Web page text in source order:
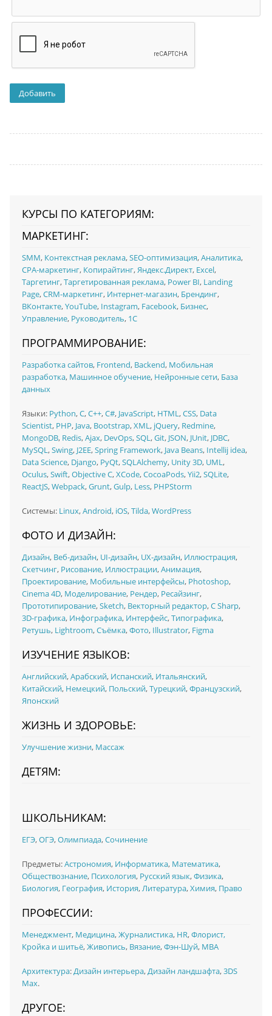
КУРСЫ ПО КАТЕГОРИЯМ:
МАРКЕТИНГ:
SMM, Контекстная реклама,SEO-оптимизация,Аналитика,
CPA-маркетинг, Копирайтинг,Яндекс.Директ, Excel,
Таргетинг,Таргетированная реклама, Power BI, Landing
Page,CRM-маркетинг, Интернет-магазин, Брендинг,
ВКонтакте,YouTube, Instagram, Facebook, Бизнес,
Управление, Руководитель, 1C
ПРОГРАММИРОВАНИЕ:
Разработка сайтов, Frontend, Backend, Мобильная
разработка, Машинное обучение, Нейронные сети, База
данных
Языки: Python,C,C++,C#, JavaScript, HTML,CSS, Data
Scientist, PHP, Java, Bootstrap,XML, jQuery, Redmine,
MongoDB, Redis,Ajax, DevOps,SQL,Git, JSON, JUnit, JDBC,
MySQL,Swing, J2EE,Spring Framework, Java Beans, Intellij idea,
Data Science, Django, PyQt,SQLAlchemy, Unity 3D, UML,
Oculus,Swift,Objective C,XCode,CocoaPods,Yii2,SQLite,
ReactJS,Webpack,Grunt,Gulp, Less, PHPStorm
Системы: Linux,Android, iOS,Tilda,WordPress
ФОТО И ДИЗАЙН:
Дизайн, Веб-дизайн, UI‑дизайн, UX‑дизайн, Иллюстрация,
Скетчинг, Рисование, Иллюстрации,Анимация,
Проектирование, Мобильные интерфейсы, Photoshop,
Cinema 4D, Моделирование, Рендер, Ресайзинг,
Прототипирование,Sketch, Векторный редактор,C Sharp,
3D-графика, Инфографика, Интерфейс,Типографика,
Ретушь, Lightroom,Съёмка,Фото, Illustrator, Figma
ИЗУЧЕНИЕ ЯЗЫКОВ:
Английский,Арабский, Испанский, Итальянский,
Китайский, Немецкий, Польский,Турецкий,Французский,
Японский
ЖИЗНЬ И ЗДОРОВЬЕ:
Улучшение жизни, Массаж
ДЕТЯМ:
ШКОЛЬНИКАМ:
ЕГЭ,ОГЭ,Олимпиада,Сочинение
Предметы:Астрономия, Информатика, Математика,
Обществознание, Психология, Русский язык,Физика,
Биология, География, История,Литература,Химия, Право
ПРОФЕССИИ:
Менеджмент, Медицина,Журналистика, HR,Флорист,
Кройка и шитьё,Живопись, Вязание,Фэн-Шуй, MBA
Архитектура:Дизайн интерьера,Дизайн ландшафта,3DS
Max.
ДРУГОЕ: